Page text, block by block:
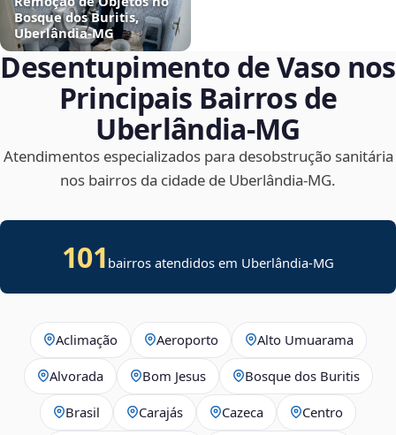
Bosque dos Buritis,
Uberlândia‑MG
Desentupimento de Vaso nos
Principais Bairros de
Uberlândia‑MG
Atendimentos especializados para desobstrução sanitária
nos bairros da cidade de Uberlândia‑MG.
101 bairros atendidos em Uberlândia-MG
Aclimação Aeroporto Alto Umuarama
Alvorada Bom Jesus Bosque dos Buritis
Brasil Carajás Cazeca Centro